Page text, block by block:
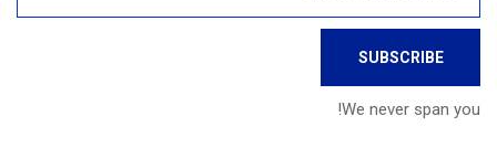
We never span you!